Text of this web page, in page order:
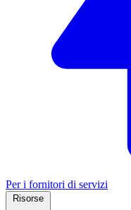
Per i fornitori di servizi